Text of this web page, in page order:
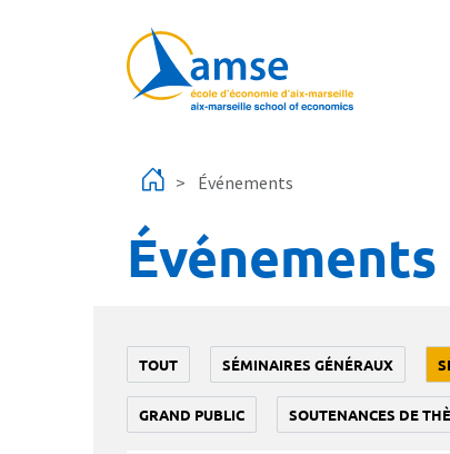
Événements
Événements
TOUT SÉMINAIRES GÉNÉRAUX
GRAND PUBLIC SOUTENANCES DE